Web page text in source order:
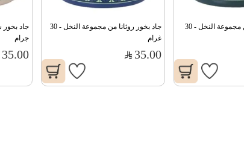
غرام
35.00
جرام
35.00